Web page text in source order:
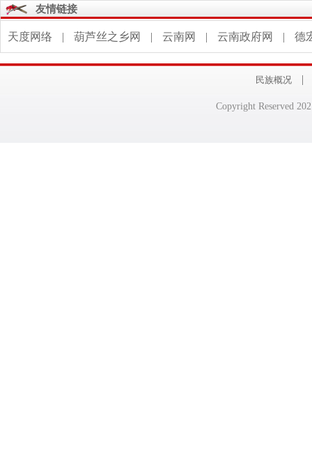
友情链接
天度网络 | 葫芦丝之乡网 | 云南网 | 云南政府网 | 德
民族概况 |
Copyright Reserved